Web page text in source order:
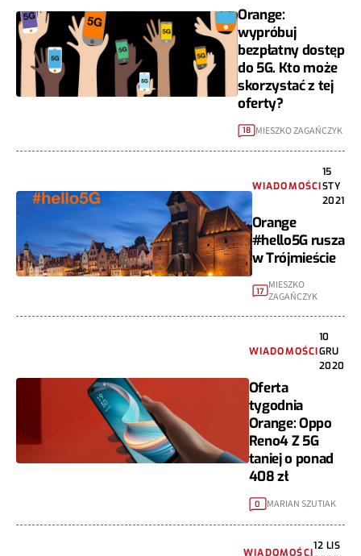
Orange:
wypróbuj
bezpłatny dostęp
do 5G. Kto może
skorzystać z tej
oferty?
18 MIESZKO ZAGAŃCZYK
WIADOMOŚCI
15
STY
2021
Orange
#hello5G rusza
w Trójmieście
17 MIESZKO
ZAGAŃCZYK
WIADOMOŚCI
10
GRU
2020
Oferta
tygodnia
Orange: Oppo
Reno4 Z 5G
taniej o ponad
408 zł
0 MARIAN SZUTIAK
WIADOMOŚCI
12 LIS